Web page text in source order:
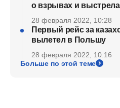
о взрывах и
28 февраля 2022, 10:28
Первый рейс за
вылетел в Польшу
28 февраля 2022, 10:16
Больше по этой теме